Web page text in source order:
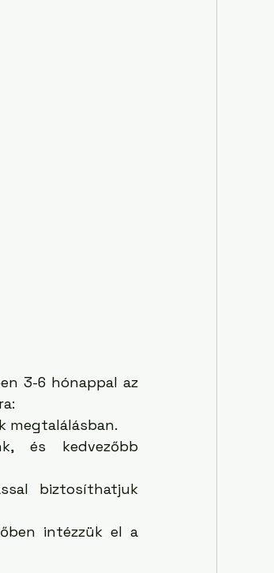
3-6 hónappal az
megtalálásban.
és kedvezőbb
biztosíthatjuk
intézzük el a